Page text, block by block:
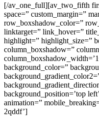
[/av_one_full][av_two_fifth
space=” custom_margin=”
row_boxshadow_color=”
linktarget=” link_hover=”
highlight=” highlight_size=”
column_boxshadow=”
background_color=”
background_position=’top
animation=”
2qddf’]